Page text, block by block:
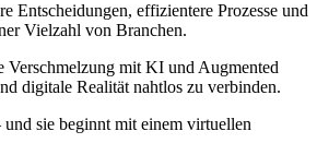
Entscheidungen, effizientere Prozesse und
Vielzahl von Branchen.
Verschmelzung mit KI und Augmented
digitale Realität nahtlos zu verbinden.
sie beginnt mit einem virtuellen